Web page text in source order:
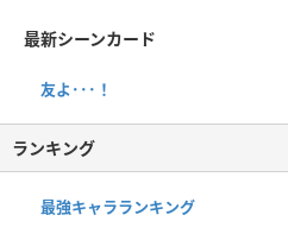
最新シーンカード
友よ･･･！
ランキング
最強キャラランキング